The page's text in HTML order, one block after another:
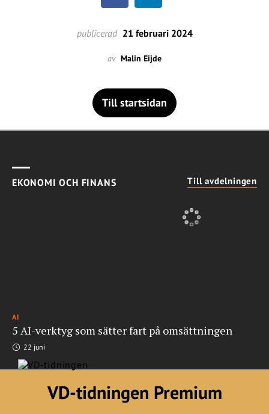
publicerad 21 februari 2024
av Malin Eijde
Till startsidan
EKONOMI OCH FINANS Till avdelningen
AI
5 AI-verktyg som sätter fart på omsättningen
22 juni
VD-tidningen Premium